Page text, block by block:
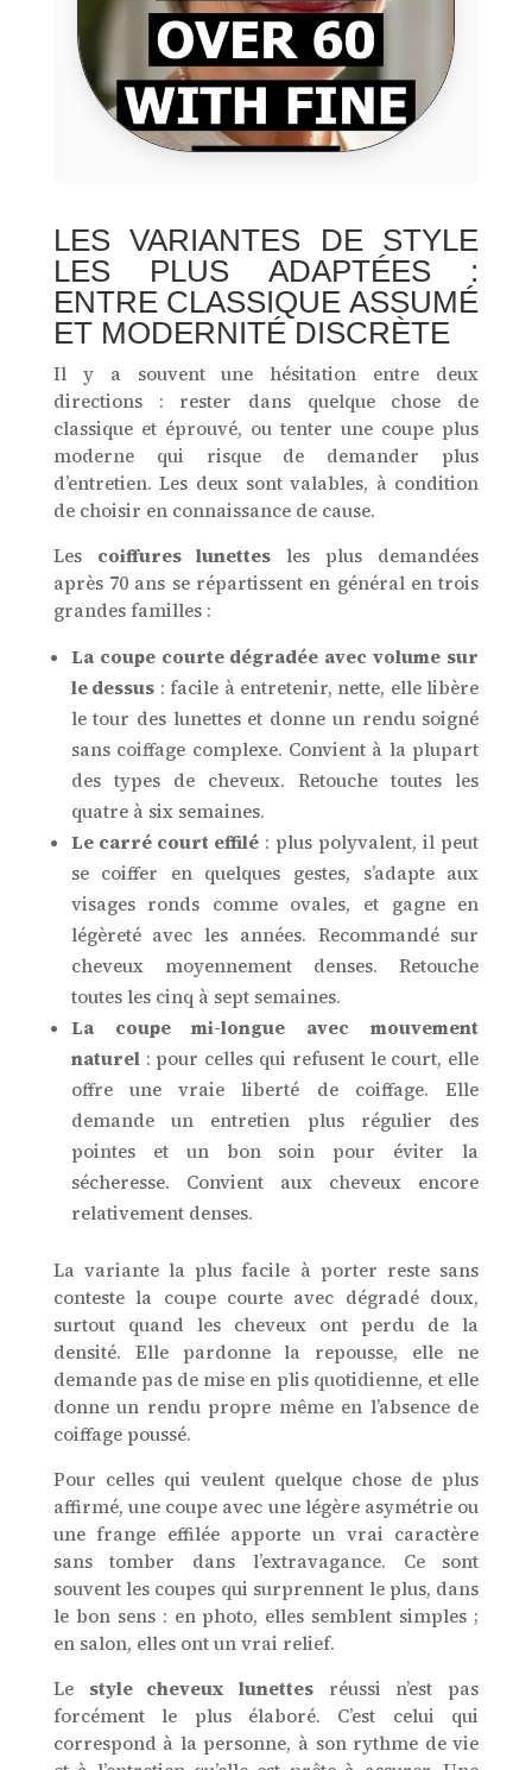
LES VARIANTES DE STYLE
LES PLUS ADAPTÉES :
ENTRE CLASSIQUE ASSUMÉ
ET MODERNITÉ DISCRÈTE
Il y a souvent une hésitation entre deux
directions : rester dans quelque chose de
classique et éprouvé, ou tenter une coupe plus
moderne qui risque de demander plus
d’entretien. Les deux sont valables, à condition
de choisir en connaissance de cause.
Les coiffures lunettesles plus demandées
après 70 ans se répartissent en général en trois
grandes familles :
La coupe courte dégradée avec volume sur
le dessus : facile à entretenir, nette, elle libère
le tour des lunettes et donne un rendu soigné
sans coiffage complexe. Convient à la plupart
des types de cheveux. Retouche toutes les
quatre à six semaines.
Le carré court effilé: plus polyvalent, il peut
se coiffer en quelques gestes, s’adapte aux
visages ronds comme ovales, et gagne en
légèreté avec les années. Recommandé sur
cheveux moyennement denses. Retouche
toutes les cinq à sept semaines.
La coupe mi-longue avec mouvement
naturel: pour celles qui refusent le court, elle
offre une vraie liberté de coiffage. Elle
demande un entretien plus régulier des
pointes et un bon soin pour éviter la
sécheresse. Convient aux cheveux encore
relativement denses.
La variante la plus facile à porter reste sans
conteste la coupe courte avec dégradé doux,
surtout quand les cheveux ont perdu de la
densité. Elle pardonne la repousse, elle ne
demande pas de mise en plis quotidienne, et elle
donne un rendu propre même en l’absence de
coiffage poussé.
Pour celles qui veulent quelque chose de plus
affirmé, une coupe avec une légère asymétrie ou
une frange effilée apporte un vrai caractère
sans tomber dans l’extravagance. Ce sont
souvent les coupes qui surprennent le plus, dans
le bon sens : en photo, elles semblent simples ;
en salon, elles ont un vrai relief.
Le style cheveux lunettes réussi n’est pas
forcément le plus élaboré. C’est celui qui
correspond à la personne, à son rythme de vie